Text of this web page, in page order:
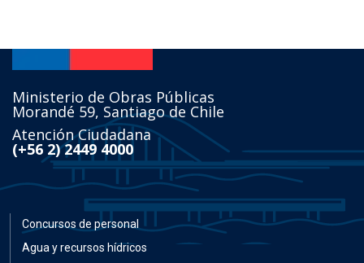
Ministerio de Obras Públicas
Morandé 59, Santiago de Chile
Atención Ciudadana
(+56 2) 2449 4000
Concursos de personal
Agua y recursos hídricos